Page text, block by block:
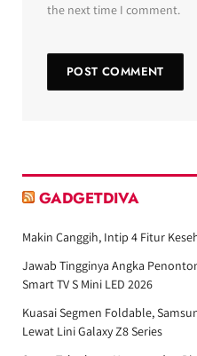
the next time I comment.
GADGETDIVA
Makin Canggih, Intip 4 Fitur
Jawab Tingginya Angka
Smart TV S Mini LED 2026
Kuasai Segmen Foldable,
Lewat Lini Galaxy Z8 Series